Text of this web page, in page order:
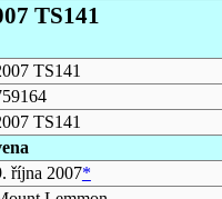
TS141
TS141
TS141
října 2007*